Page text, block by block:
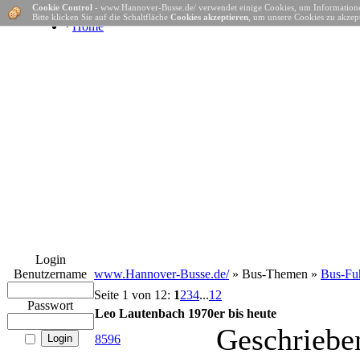
· Home
Login
Benutzername
Passwort
Cookie Control - www.Hannover-Busse.de/ verwendet einige Cookies, um
Bitte klicken Sie auf die Schaltfläche Cookies akzeptieren , um unsere Cookies zu
www.Hannover-Busse.de/» Bus-Themen » Bus-
Seite 1 von 12: 1234...12
Leo Lautenbach 1970er bis heute
8596